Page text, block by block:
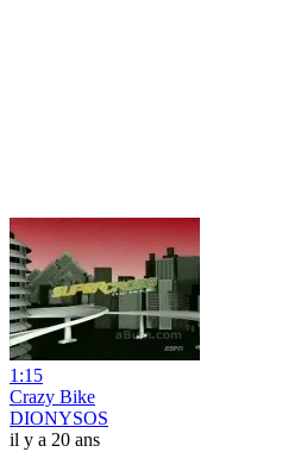
1:15
Crazy Bike
DIONYSOS
il y a 20 ans